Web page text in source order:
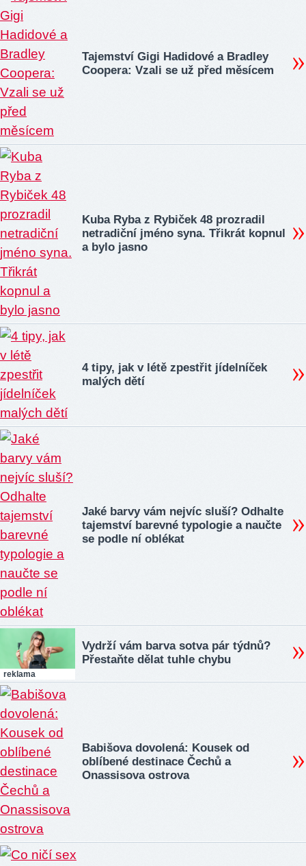
Tajemství Gigi Hadidové a Bradley
Coopera: Vzali se už před měsícem
Kuba Ryba z Rybiček 48 prozradil
netradiční jméno syna. Třikrát kopnul
a bylo jasno
4 tipy, jak v létě zpestřit jídelníček
malých dětí
Jaké barvy vám nejvíc sluší? Odhalte
tajemství barevné typologie a naučte
se podle ní oblékat
reklama
Vydrží vám barva sotva pár týdnů?
Přestaňte dělat tuhle chybu
Babišova dovolená: Kousek od
oblíbené destinace Čechů a
Onassisova ostrova